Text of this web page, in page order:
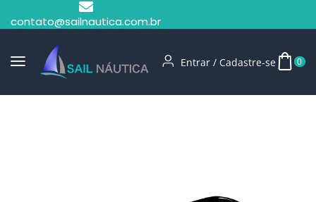
contato@sailnautica.com.br
Entrar / Cadastre-se 0